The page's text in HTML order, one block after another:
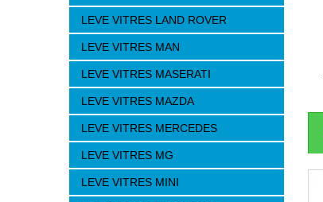
LEVE VITRES LAND ROVER
LEVE VITRES MAN
LEVE VITRES MASERATI
LEVE VITRES MAZDA
LEVE VITRES MERCEDES
LEVE VITRES MG
LEVE VITRES MINI